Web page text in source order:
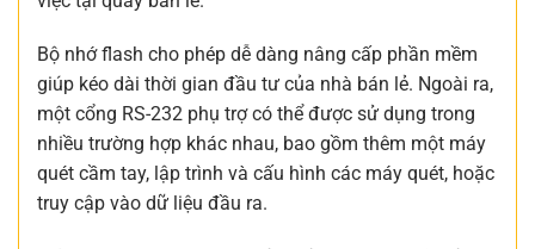
Bộ nhớ flash cho phép dễ dàng nâng cấp phần mềm
giúp kéo dài thời gian đầu tư của nhà bán lẻ. Ngoài ra,
một cổng RS-232 phụ trợ có thể được sử dụng trong
nhiều trường hợp khác nhau, bao gồm thêm một máy
quét cầm tay, lập trình và cấu hình các máy quét, hoặc
truy cập vào dữ liệu đầu ra.